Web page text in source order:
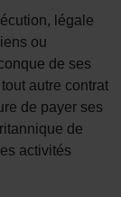
légale
ou
de ses
autre contrat
de payer ses
de
activités